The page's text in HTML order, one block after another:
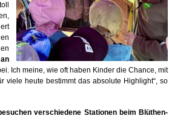
Ich meine, wie oft haben Kinder die Chance, mit
viele heute bestimmt das absolute Highlight“, so
verschiedene Stationen beim Blüthen-